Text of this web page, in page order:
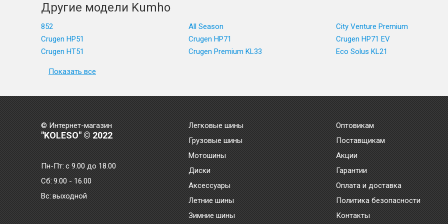
Другие модели Kumho
852 All Season
City Venture Premium
Crugen HP51
Crugen HP71
Crugen HP71 EV
Crugen HT51
Crugen Premium KL33 Eco Solus KL21
Показать все
© Интернет-магазин
"KOLESO" © 2022
Пн-Пт:с 9.00 до 18.00
Сб: 9.00 - 16.00
Bc: выходной
Легковые шины
Грузовые шины
Мотошины
Диски
Аксессуары
Летние шины
Зимние шины
Оптовикам
Поставщикам
Акции
Гарантии
Оплата и доставка
Политика безопасности
Контакты